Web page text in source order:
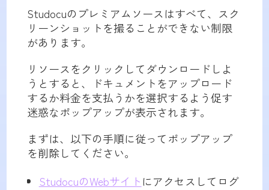
Studocuのプレミアムソースはすべて、スク
リーンショットを撮ることができない制限
があります。
リソースをクリックしてダウンロードしよ
うとすると、ドキュメントをアップロード
するか料金を支払うかを選択するよう促す
迷惑なポップアップが表示されます。
まずは、以下の手順に従ってポップアップ
を削除してください。
StudocuのWebサイトにアクセスしてログ